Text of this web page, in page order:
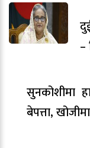
–
सुनकोशीमा
बेपत्ता,